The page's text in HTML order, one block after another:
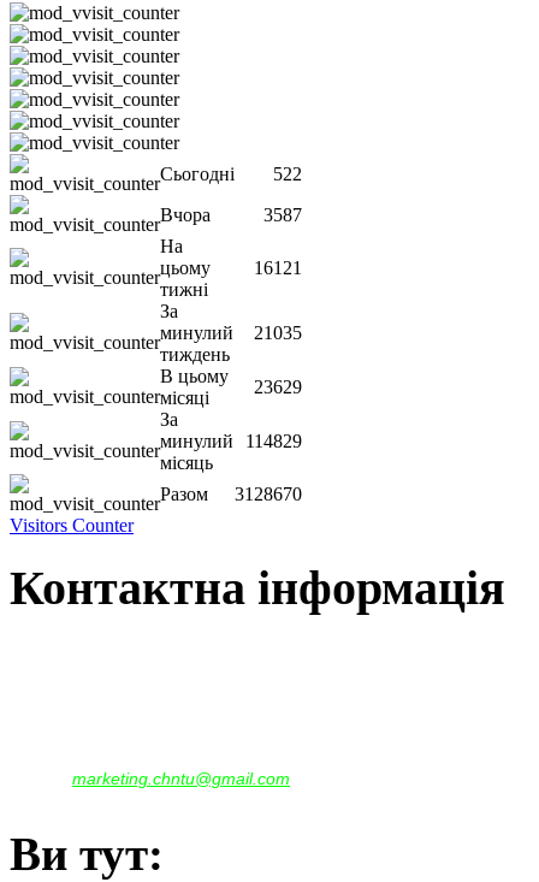
Сьогодні
522
Вчора
3587
На
цьому
тижні
16121
За
минулий
тиждень
21035
В цьому
місяці
23629
За
минулий
місяць
114829
Разом
3128670
Visitors Counter
Контактна інформація
marketing.chntu@gmail.com
Ви тут: